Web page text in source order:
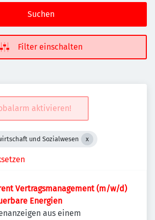
Suchen
Filter einschalten
aktivieren!
und Sozialwesen
Vertragsmanagement (m/w/d)
Energien
aus einem